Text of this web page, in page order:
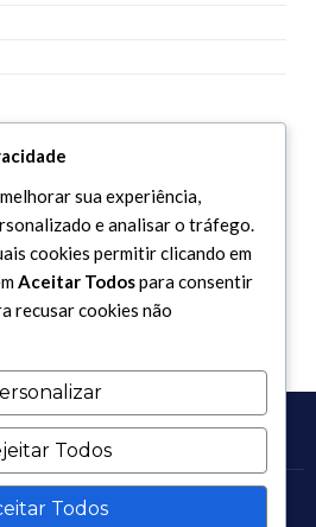
/ Todos os direitos reservados.
sua experiência,
e analisar o tráfego.
cookies permitir clicando em
Aceitar Todospara consentir
recusar cookies não
Todos
Todos